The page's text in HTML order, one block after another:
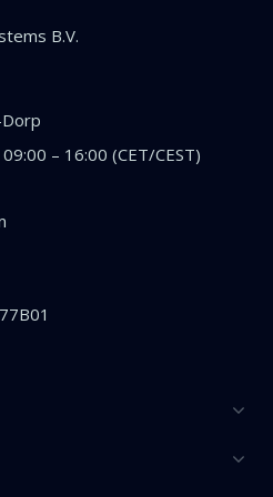
B.V.
– 16:00 (CET/CEST)